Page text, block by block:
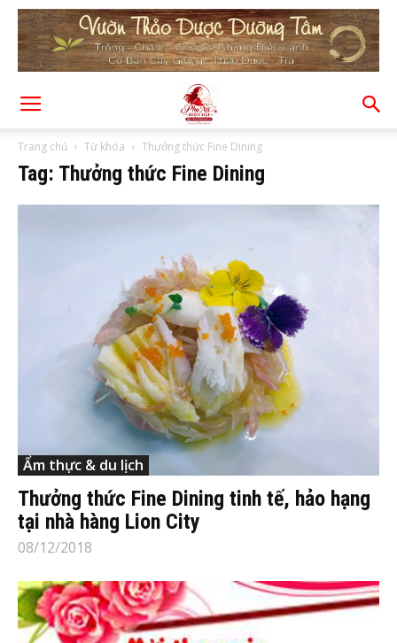
Trang chủ Từ khóa Thưởng thức Fine Dining
Tag: Thưởng thức Fine Dining
Ẩm thực & du lịch
Thưởng thức Fine Dining tinh tế, hảo hạng
tại nhà hàng Lion City
08/12/2018